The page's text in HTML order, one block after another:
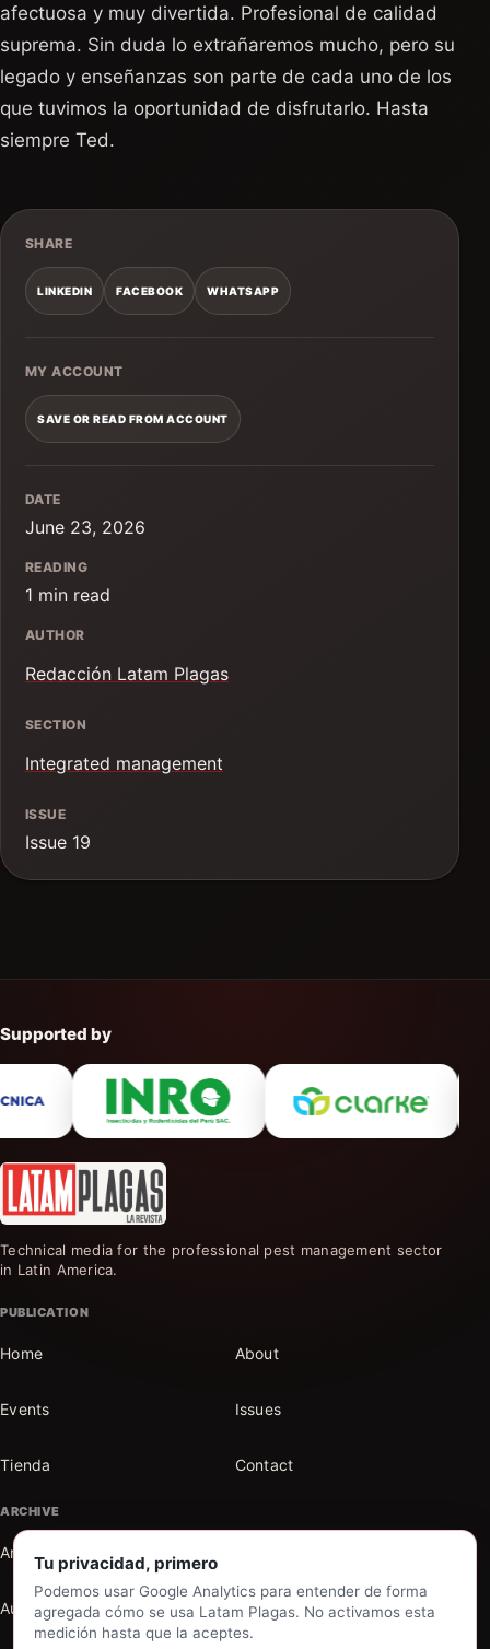
Tu privacidad, primero
Podemos usar Google Analytics para entender de forma
agregada cómo se usa Latam Plagas. No activamos esta
medición hasta que la aceptes.
afectuosa y muy divertida. Profesional de calidad
suprema. Sin duda lo extrañaremos mucho, pero su
legado y enseñanzas son parte de cada uno de los
que tuvimos la oportunidad de disfrutarlo. Hasta
siempre Ted.
SHARE
LINKEDIN FACEBOOK WHATSAPP
MY ACCOUNT
SAVE OR READ FROM ACCOUNT
DATE
June 23, 2026
READING
1 min read
AUTHOR
Redacción Latam Plagas
SECTION
Integrated management
ISSUE
Issue 19
Supported by
Technical media for the professional pest management sector
in Latin America.
PUBLICATION
Home About
Events Issues
Tienda Contact
ARCHIVE
Articles
Authors Search the archive